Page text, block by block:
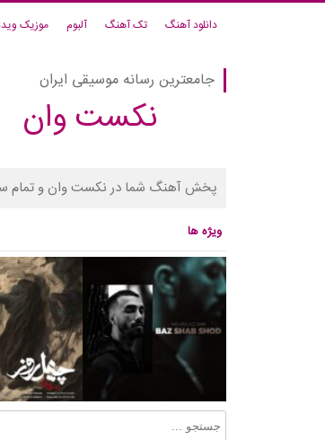
دانلود آهنگ تک آهنگ آلبوم موزیک
جامعترین رسانه موسیقی ایران
نکست وان
پخش آهنگ شما در نکست وان و تمام
ویژه ها